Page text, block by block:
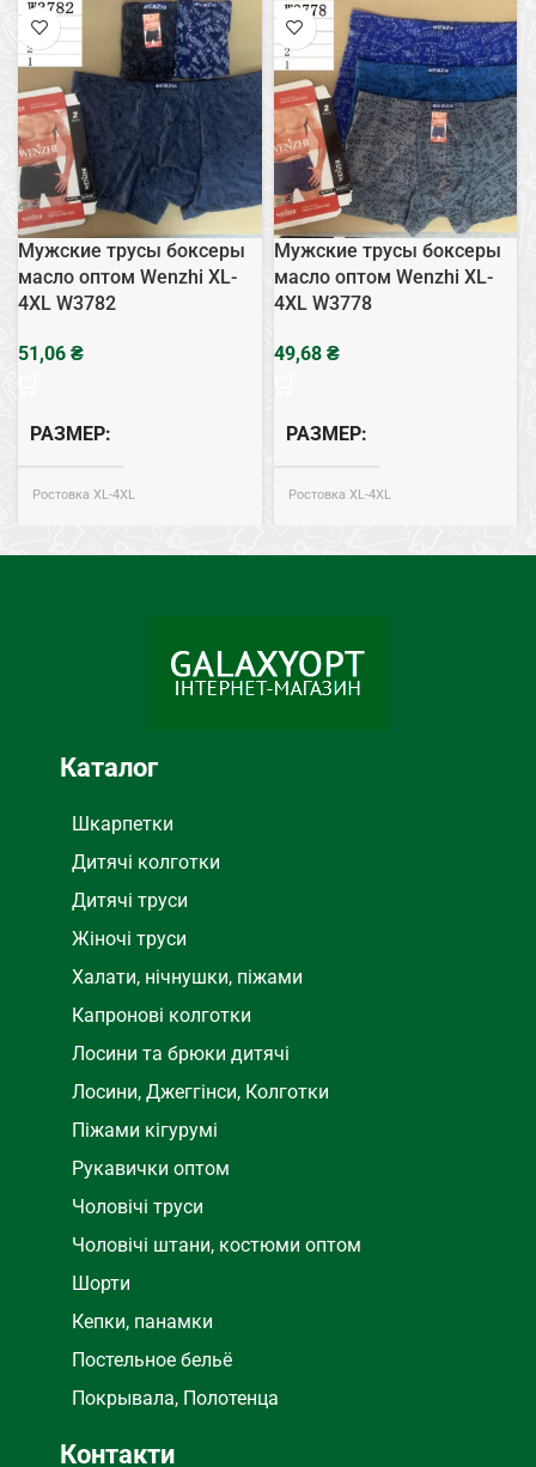
Мужские трусы боксеры
масло оптом Wenzhi XL-
4XL W3782
₴
РАЗМЕР
Ростовка XL-4XL
СОСТАВ Масло
Мужские трусы боксеры
масло оптом Wenzhi XL-
4XL W3778
₴
РАЗМЕР
Ростовка XL-4XL
СОСТАВ Масло
Боксеры
Каталог
Шкарпетки
Дитячі колготки
Дитячі труси
Жіночі труси
Халати, нічнушки, піжами
Капронові колготки
Лосини та брюки дитячі
Лосини, Джеггінси, Колготки
Піжами кігурумі
Рукавички оптом
Чоловічі труси
Чоловічі штани, костюми оптом
Шорти
Кепки, панамки
Постельное бельё
Покрывала, Полотенца
Контакти